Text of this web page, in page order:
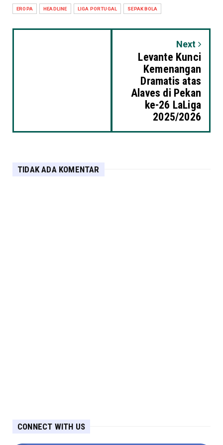
EROPA HEADLINE LIGA PORTUGAL SEPAK BOLA
Next
Levante Kunci
Kemenangan
Dramatis atas
Alaves di Pekan
ke-26 LaLiga
2025/2026
TIDAK ADA KOMENTAR
CONNECT WITH US